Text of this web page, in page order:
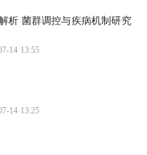
析 菌群调控与疾病机制研究
14 13:55
14 13:25